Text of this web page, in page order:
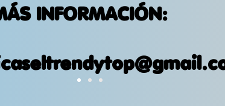
INFORMACIÓN: